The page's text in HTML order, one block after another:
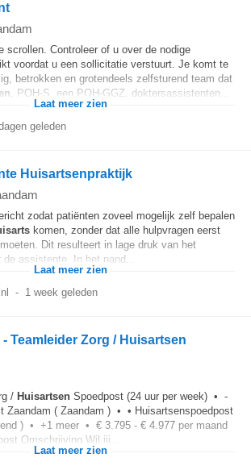
scrollen. Controleer of u over de nodige
voordat u een sollicitatie verstuurt. Je komt te
betrokken en grotendeels zelfsturend team dat
, POH-S, een POH-GGZ, doktersassistenten...
Laat meer zien
geleden
Huisartsenpraktijk
zodat patiënten zoveel mogelijk zelf bepalen
komen, zonder dat alle hulpvragen eerst
Dit resulteert in lage druk van het
assistente. In het pand...
Laat meer zien
- 1 week geleden
Teamleider Zorg / Huisartsen
/ Huisartsen Spoedpost (24 uur per week) • -
Zaandam ( Zaandam ) • • Huisartsenspoedpost
) • +1 meer • € 3.795 - € 4.977 per maand
Omschrijving Wil jij...
Laat meer zien